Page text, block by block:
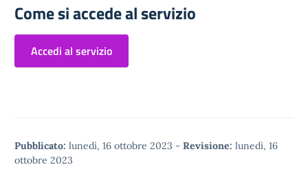
Come si accede al servizio
Accedi al servizio
Pubblicato: lunedì, 16 ottobre 2023 - Revisione: lunedì, 16
ottobre 2023